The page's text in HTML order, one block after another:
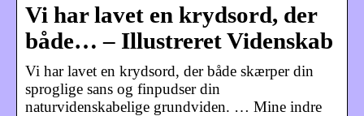
Vi har lavet en krydsord, der
både… – Illustreret Videnskab
Vi har lavet en krydsord, der både skærper din
sproglige sans og finpudser din
naturvidenskabelige grundviden. … Mine indre